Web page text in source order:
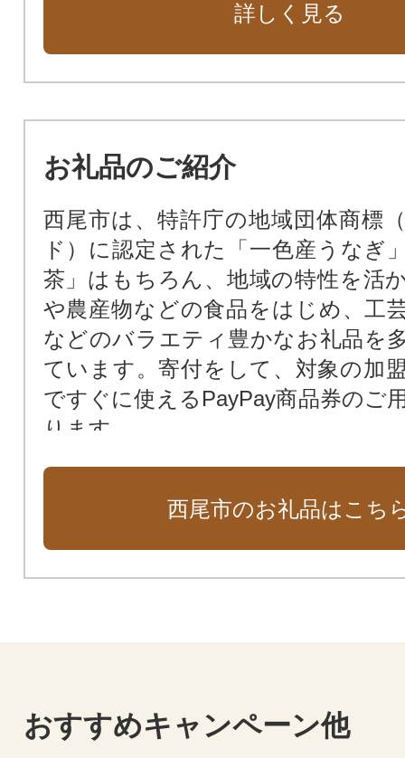
10.西尾市民病院に関する事業
11.歴史文化の振興に関する事業
12.佐久島振興に関する事業
詳しく見る
お礼品のご紹介
西尾市は、特許庁の地域団体商標
ド）に認定された「一色産うなぎ
茶」はもちろん、地域の特性を活
や農産物などの食品をはじめ、工
などのバラエティ豊かなお礼品を
ています。寄付をして、対象の加
ですぐに使えるPayPay商品券のご
ります。
西尾市のお礼品はこち
おすすめキャンペーン他